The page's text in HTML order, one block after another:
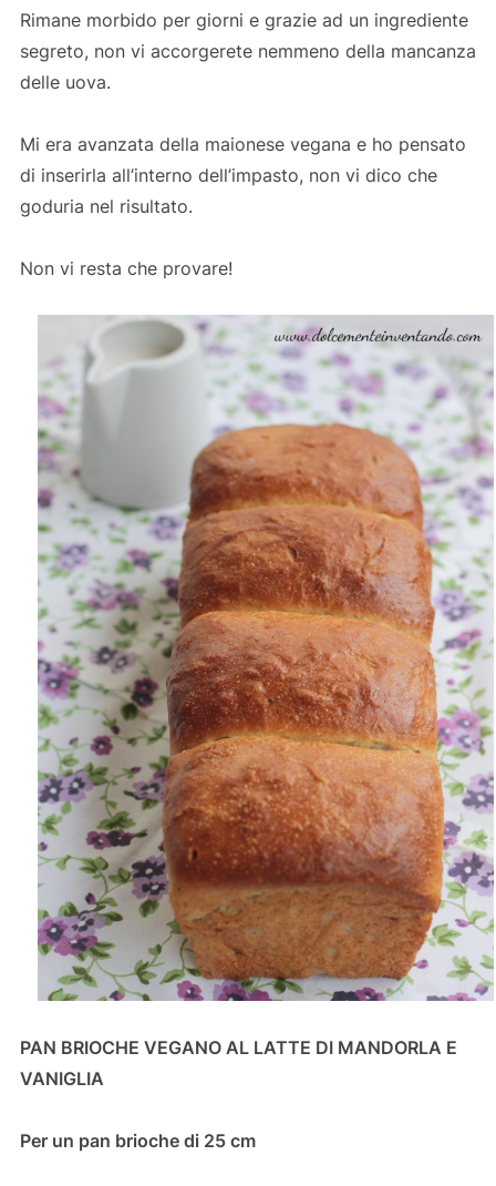
Rimane morbido per giorni e grazie ad un ingrediente
segreto, non vi accorgerete nemmeno della mancanza
delle uova.
Mi era avanzata della maionese vegana e ho pensato
di inserirla all’interno dell’impasto, non vi dico che
goduria nel risultato.
Non vi resta che provare!
PAN BRIOCHE VEGANO AL LATTE DI MANDORLA E
VANIGLIA
Per un pan brioche di 25 cm